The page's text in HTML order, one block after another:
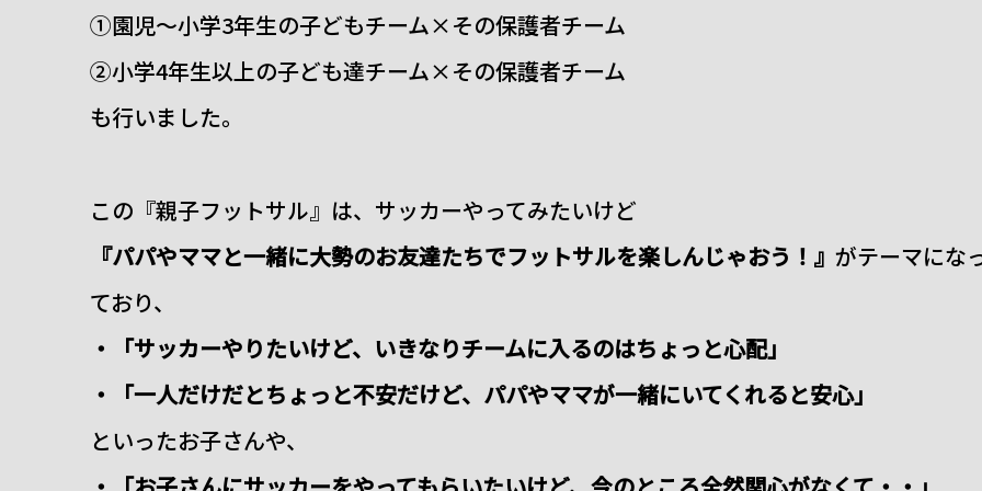
①園児～小学3年生の子どもチーム×その保護者チーム
②小学4年生以上の子ども達チーム×その保護者チーム
も行いました。
この『親子フットサル』は、サッカーやってみたいけど
『パパやママと一緒に大勢のお友達たちでフットサルを楽しんじゃおう！』 がテーマにな
ており、
・「サッカーやりたいけど、いきなりチームに入るのはちょっと心配」
・「一人だけだとちょっと不安だけど、パパやママが一緒にいてくれると安心」
といったお子さんや、